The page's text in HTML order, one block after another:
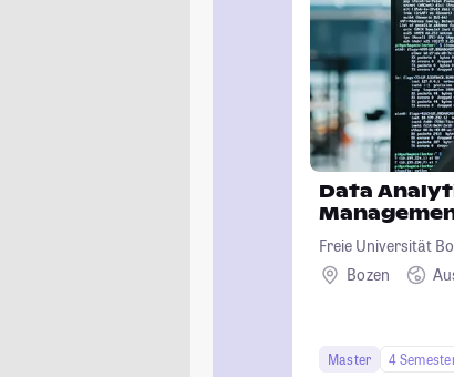
Data
Freie Universität
Bozen
Master
4